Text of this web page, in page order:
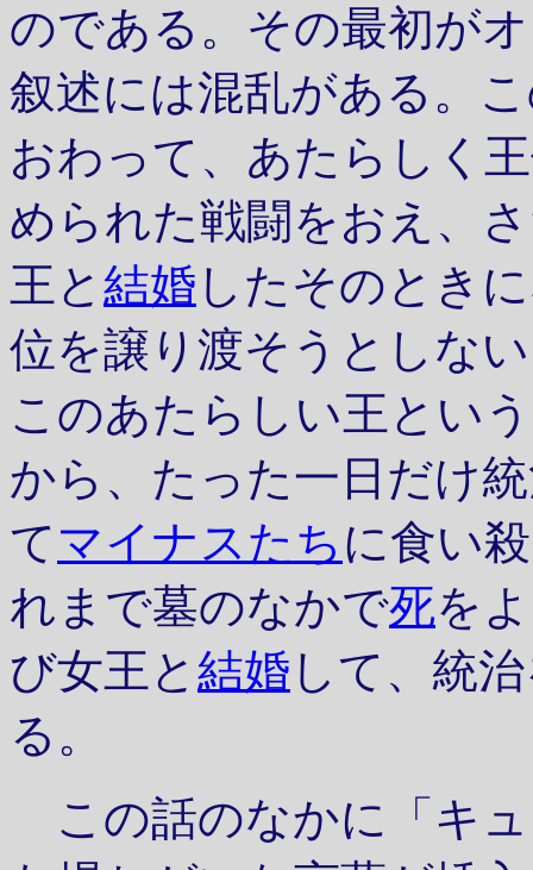
のである。その最初が
叙述には混乱がある。
おわって、あたらしく
められた戦闘をおえ、
王と 結婚 したそのとき
位を譲り渡そうとしな
このあたらしい王とい
から、たった一日だけ
てマイナスたち に食い
れまで墓のなかで死を
び女王と 結婚 して、統
る。
この話のなかに「キ